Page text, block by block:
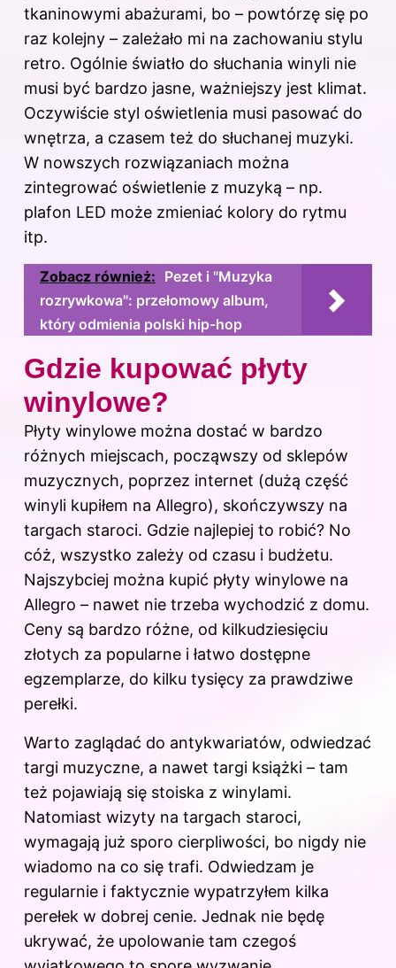
tkaninowymi abażurami, bo – powtórzę się po
raz kolejny – zależało mi na zachowaniu stylu
retro. Ogólnie światło do słuchania winyli nie
musi być bardzo jasne, ważniejszy jest klimat.
Oczywiście styl oświetlenia musi pasować do
wnętrza, a czasem też do słuchanej muzyki.
W nowszych rozwiązaniach można
zintegrować oświetlenie z muzyką – np.
plafon LED może zmieniać kolory do rytmu
itp.
Zobacz również: Pezet i "Muzyka
rozrywkowa": przełomowy album,
który odmienia polski hip-hop
Gdzie kupować płyty
winylowe?
Płyty winylowe można dostać w bardzo
różnych miejscach, począwszy od sklepów
muzycznych, poprzez internet (dużą część
winyli kupiłem na Allegro), skończywszy na
targach staroci. Gdzie najlepiej to robić? No
cóż, wszystko zależy od czasu i budżetu.
Najszybciej można kupić płyty winylowe na
Allegro – nawet nie trzeba wychodzić z domu.
Ceny są bardzo różne, od kilkudziesięciu
złotych za popularne i łatwo dostępne
egzemplarze, do kilku tysięcy za prawdziwe
perełki.
Warto zaglądać do antykwariatów, odwiedzać
targi muzyczne, a nawet targi książki – tam
też pojawiają się stoiska z winylami.
Natomiast wizyty na targach staroci,
wymagają już sporo cierpliwości, bo nigdy nie
wiadomo na co się trafi. Odwiedzam je
regularnie i faktycznie wypatrzyłem kilka
perełek w dobrej cenie. Jednak nie będę
ukrywać, że upolowanie tam czegoś